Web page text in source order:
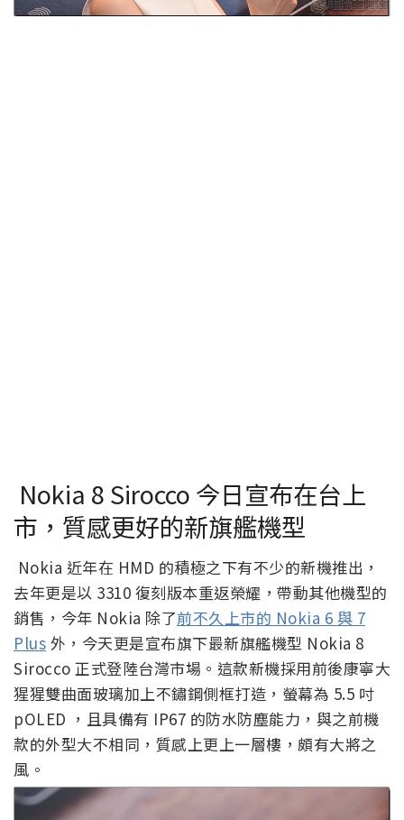
Nokia 8 Sirocco 今日宣布在台上
市，質感更好的新旗艦機型
Nokia 近年在 HMD 的積極之下有不少的新機推出，
去年更是以 3310 復刻版本重返榮耀，帶動其他機型的
銷售，今年 Nokia 除了前不久上市的 Nokia 6 與 7
Plus 外，今天更是宣布旗下最新旗艦機型 Nokia 8
Sirocco 正式登陸台灣市場。這款新機採用前後康寧大
猩猩雙曲面玻璃加上不鏽鋼側框打造，螢幕為 5.5 吋
pOLED ，且具備有 IP67 的防水防塵能力，與之前機
款的外型大不相同，質感上更上一層樓，頗有大將之
風。